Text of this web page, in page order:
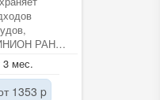
РАН с
статьи
3 мес.
1353 p